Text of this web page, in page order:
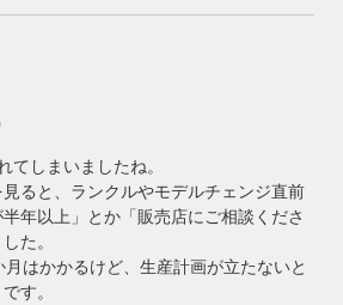
てしまいましたね。
ると、ランクルやモデルチェンジ直前
年以上」とか「販売店にご相談くださ
た。
はかかるけど、生産計画が立たないと
す。